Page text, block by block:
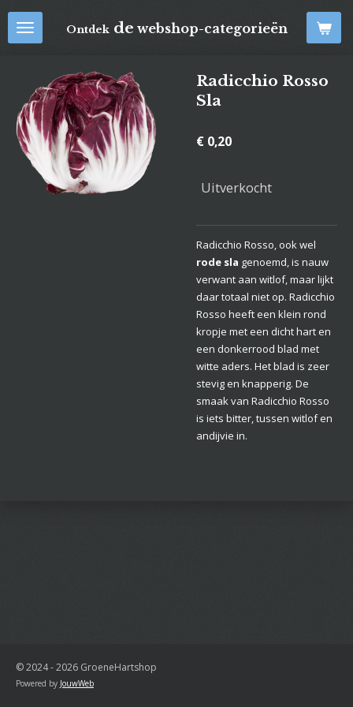
Ga
direct
hoofdinhoud
Ontdekde webshop-categorieën
Radicchio Rosso
Sla
€ 0,20
Uitverkocht
Radicchio Rosso, ook wel
rode sla genoemd, is nauw
verwant aan witlof, maar lijkt
daar totaal niet op. Radicchio
Rosso heeft een klein rond
kropje met een dicht hart en
een donkerrood blad met
witte aders. Het blad is zeer
stevig en knapperig. De
smaak van Radicchio Rosso
is iets bitter, tussen witlof en
andijvie in.
© 2024 - 2026 GroeneHartshop
Powered by JouwWeb